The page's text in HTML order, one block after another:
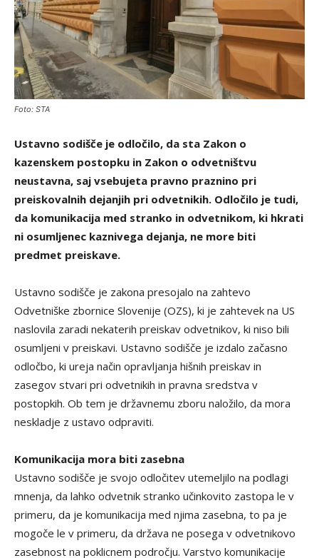
Foto: STA
Ustavno sodišče je odločilo, da sta Zakon o
kazenskem postopku in Zakon o odvetništvu
neustavna, saj vsebujeta pravno praznino pri
preiskovalnih dejanjih pri odvetnikih. Odločilo je tudi,
da komunikacija med stranko in odvetnikom, ki hkrati
ni osumljenec kaznivega dejanja, ne more biti
predmet preiskave.
Ustavno sodišče je zakona presojalo na zahtevo
Odvetniške zbornice Slovenije (OZS), ki je zahtevek na US
naslovila zaradi nekaterih preiskav odvetnikov, ki niso bili
osumljeni v preiskavi. Ustavno sodišče je izdalo začasno
odločbo, ki ureja način opravljanja hišnih preiskav in
zasegov stvari pri odvetnikih in pravna sredstva v
postopkih. Ob tem je državnemu zboru naložilo, da mora
neskladje z ustavo odpraviti.
Komunikacija mora biti zasebna
Ustavno sodišče je svojo odločitev utemeljilo na podlagi
mnenja, da lahko odvetnik stranko učinkovito zastopa le v
primeru, da je komunikacija med njima zasebna, to pa je
mogoče le v primeru, da država ne posega v odvetnikovo
zasebnost na poklicnem področju. Varstvo komunikacije